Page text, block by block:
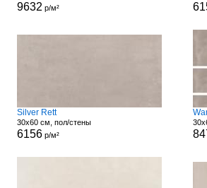
9632 р/м²
Silver Rett
30x60 см, пол/стены
6156р/м²